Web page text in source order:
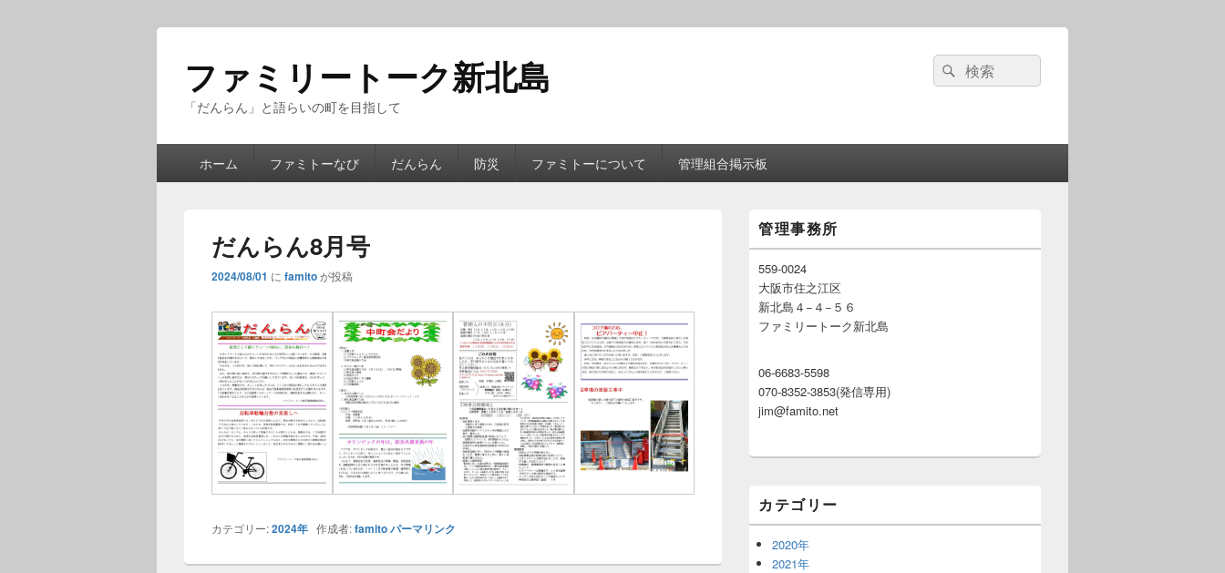
ファミリートーク新北島
「だんらん」と語らいの町を目指して
検
索:
検
索
ホーム ファミトーなび だんらん 防災 ファミトーについて 管理組合掲示板
だんらん8月号
2024/08/01 に famitoが投稿
カテゴリー:2024年 作成者:famitoパーマリンク
イ
ン
サ
イ
ド
バ
ジ
ェ
ッ
リ
管理事務所
559-0024
大阪市住之江区
新北島４−４−５６
ファミリートーク新北島
06-6683-5598
070-8352-3853(発信専用)
jim@famito.net
カテゴリー
2020年
2021年